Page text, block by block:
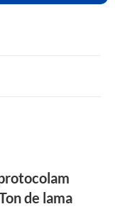
de lama